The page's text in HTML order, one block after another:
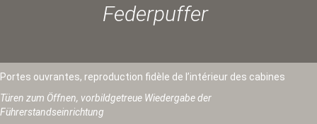
Federpuffer
Portes ouvrantes, reproduction fidèle de l’intérieur des cabines
Türen zum Öffnen, vorbildgetreue Wiedergabe der
Führerstandseinrichtung